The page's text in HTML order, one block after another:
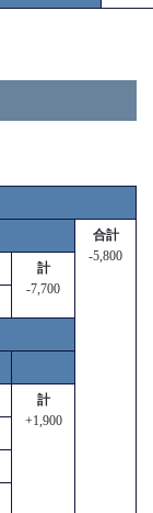
合計
-5,800
計
-7,700
計
+1,900